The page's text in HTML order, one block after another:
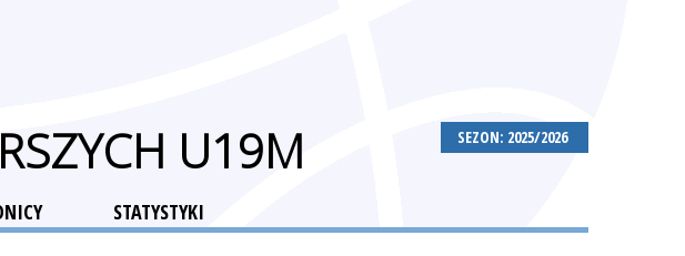
SEZON: 2025/2026
U19M
STATYSTYKI